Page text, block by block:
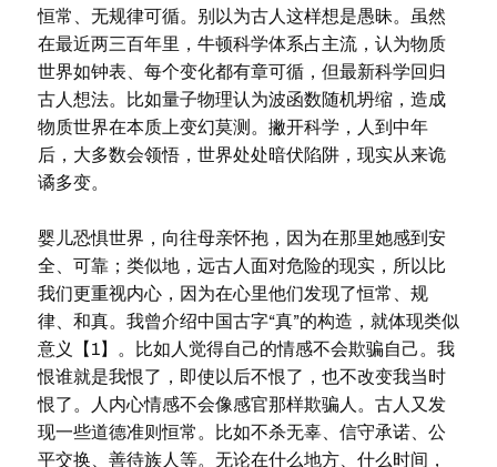
恒常、无规律可循。别以为古人这样想是愚昧。虽然
在最近两三百年里，牛顿科学体系占主流，认为物质
世界如钟表、每个变化都有章可循，但最新科学回归
古人想法。比如量子物理认为波函数随机坍缩，造成
物质世界在本质上变幻莫测。撇开科学，人到中年
后，大多数会领悟，世界处处暗伏陷阱，现实从来诡
谲多变。
婴儿恐惧世界，向往母亲怀抱，因为在那里她感到安
全、可靠；类似地，远古人面对危险的现实，所以比
我们更重视内心，因为在心里他们发现了恒常、规
律、和真。我曾介绍中国古字“真”的构造，就体现类似
意义【1】。比如人觉得自己的情感不会欺骗自己。我
恨谁就是我恨了，即使以后不恨了，也不改变我当时
恨了。人内心情感不会像感官那样欺骗人。古人又发
现一些道德准则恒常。比如不杀无辜、信守承诺、公
平交换、善待族人等。无论在什么地方、什么时间，